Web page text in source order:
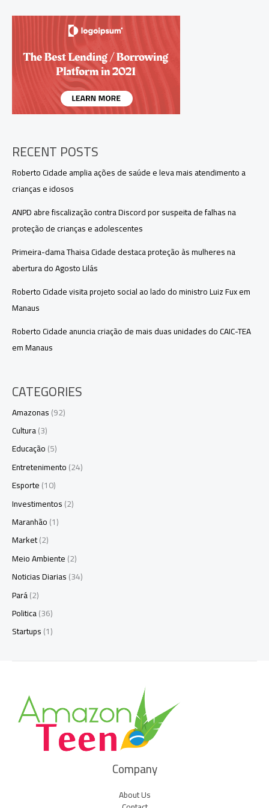
alimentação
inscrições
para
RECENT POSTS
Roberto Cidade amplia ações de saúde e leva mais atendimento a
crianças e idosos
ANPD abre fiscalização contra Discord por suspeita de falhas na
proteção de crianças e adolescentes
Primeira-dama Thaisa Cidade destaca proteção às mulheres na
abertura do Agosto Lilás
Roberto Cidade visita projeto social ao lado do ministro Luiz Fux em
Manaus
Roberto Cidade anuncia criação de mais duas unidades do CAIC-TEA
em Manaus
CATEGORIES
Amazonas(92)
Cultura(3)
Educação(5)
Entretenimento(24)
Esporte(10)
Investimentos(2)
Maranhão(1)
Market(2)
Meio Ambiente(2)
Noticias Diarias(34)
Pará(2)
Politica(36)
Startups(1)
Company
About Us